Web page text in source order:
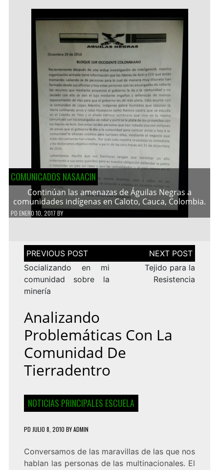
COMUNICADOS NASAACIN
Continúan las amenazas de Águilas Negras a
comunidades indígenas en Caloto, Cauca, Colombia.
PD ENERO 10, 2017 BY
Navegación
de
entradas
Socializando en mi
comunidad sobre la
minería
Tejido para la
Resistencia
Analizando
Problemáticas Con La
Comunidad De
Tierradentro
NOTICIAS PRINCIPALES ESCUELA
PD JULIO 8, 2010 BYADMIN
Conversamos de las maravillas de las que nos
hablan las personas de las multinacionales. El